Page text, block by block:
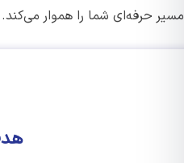
حرفه‌ای شما را هموار می‌کند.
هدف